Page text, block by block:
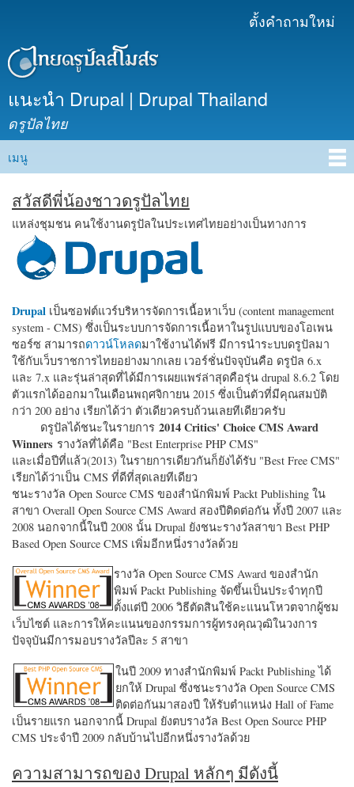
เนื้อหา
ตั้งคำถามใหม่
แนะนำ Drupal | Drupal Thailand
ดรูปัลไทย
Main menu
เมนู
สวัสดีพี่น้องชาวดรูปัลไทย
แหล่งชุมชน คนใช้งานดรูปัลในประเทศไทยอย่างเป็นทางการ
Drupal เป็นซอฟต์แวร์บริหารจัดการเนื้อหาเว็บ (content management
system - CMS) ซึ่งเป็นระบบการจัดการเนื้อหาในรูปแบบของโอเพน
ซอร์ซ สามารถดาวน์โหลดมาใช้งานได้ฟรี มีการนำระบบดรูปัลมา
ใช้กับเว็บราชการไทยอย่างมากเลย เวอร์ชั่นปัจจุบันคือ ดรูปัล 6.x
และ 7.x และรุ่นล่าสุดที่ได้มีการเผยแพร่ล่าสุดคือรุ่น drupal 8.6.2 โดย
ตัวแรกได้ออกมาในเดือนพฤศจิกายน 2015 ซึ่งเป็นตัวที่มีคุณสมบัติ
กว่า 200 อย่าง เรียกได้ว่า ตัวเดียวครบถ้วนเลยทีเดียวครับ
ดรูปัลได้ชนะในรายการ 2014 Critics' Choice CMS Award
Winners รางวัลที่ได้คือ "Best Enterprise PHP CMS"
และเมื่อปีที่แล้ว(2013) ในรายการเดียวกันก็ยังได้รับ "Best Free CMS"
เรียกได้ว่าเป็น CMS ที่ดีที่สุดเลยทีเดียว
ชนะรางวัล Open Source CMS ของสำนักพิมพ์ Packt Publishing ใน
สาขา Overall Open Source CMS Award สองปีติดต่อกัน ทั้งปี 2007 และ
2008 นอกจากนี้ในปี 2008 นั้น Drupal ยังชนะรางวัลสาขา Best PHP
Based Open Source CMS เพิ่มอีกหนึ่งรางวัลด้วย
รางวัล Open Source CMS Award ของสำนัก
พิมพ์ Packt Publishing จัดขึ้นเป็นประจำทุกปี
ตั้งแต่ปี 2006 วิธีตัดสินใช้คะแนนโหวตจากผู้ชม
เว็บไซต์ และการให้คะแนนของกรรมการผู้ทรงคุณวุฒิในวงการ
ปัจจุบันมีการมอบรางวัลปีละ 5 สาขา
ในปี 2009 ทางสำนักพิมพ์ Packt Publishing ได้
ยกให้ Drupal ซึ่งชนะรางวัล Open Source CMS
ติดต่อกันมาสองปี ให้รับตำแหน่ง Hall of Fame
เป็นรายแรก นอกจากนี้ Drupal ยังตบรางวัล Best Open Source PHP
CMS ประจำปี 2009 กลับบ้านไปอีกหนึ่งรางวัลด้วย
ความสามารถของ Drupal หลักๆ มีดังนี้